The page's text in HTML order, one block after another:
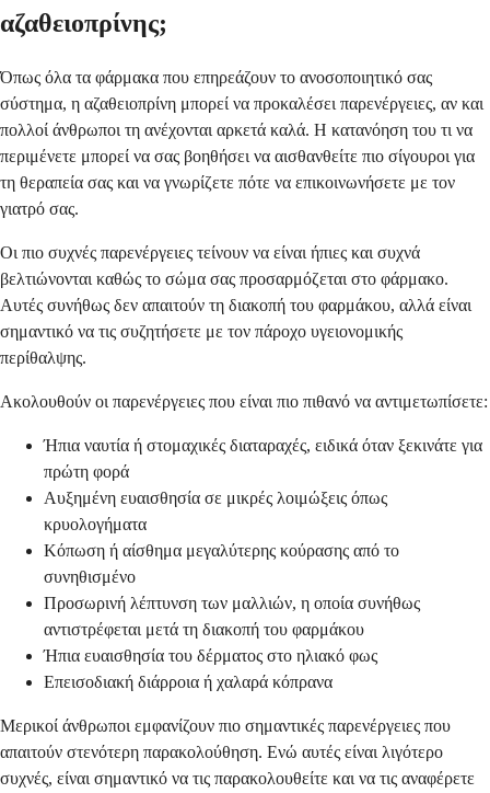
αζαθειοπρίνης;
Όπως όλα τα φάρμακα που επηρεάζουν το ανοσοποιητικό σας
σύστημα, η αζαθειοπρίνη μπορεί να προκαλέσει παρενέργειες, αν και
πολλοί άνθρωποι τη ανέχονται αρκετά καλά. Η κατανόηση του τι να
περιμένετε μπορεί να σας βοηθήσει να αισθανθείτε πιο σίγουροι για
τη θεραπεία σας και να γνωρίζετε πότε να επικοινωνήσετε με τον
γιατρό σας.
Οι πιο συχνές παρενέργειες τείνουν να είναι ήπιες και συχνά
βελτιώνονται καθώς το σώμα σας προσαρμόζεται στο φάρμακο.
Αυτές συνήθως δεν απαιτούν τη διακοπή του φαρμάκου, αλλά είναι
σημαντικό να τις συζητήσετε με τον πάροχο υγειονομικής
περίθαλψης.
Ακολουθούν οι παρενέργειες που είναι πιο πιθανό να αντιμετωπίσετε:
Ήπια ναυτία ή στομαχικές διαταραχές, ειδικά όταν ξεκινάτε για
πρώτη φορά
Αυξημένη ευαισθησία σε μικρές λοιμώξεις όπως
κρυολογήματα
Κόπωση ή αίσθημα μεγαλύτερης κούρασης από το
συνηθισμένο
Προσωρινή λέπτυνση των μαλλιών, η οποία συνήθως
αντιστρέφεται μετά τη διακοπή του φαρμάκου
Ήπια ευαισθησία του δέρματος στο ηλιακό φως
Επεισοδιακή διάρροια ή χαλαρά κόπρανα
Μερικοί άνθρωποι εμφανίζουν πιο σημαντικές παρενέργειες που
απαιτούν στενότερη παρακολούθηση. Ενώ αυτές είναι λιγότερο
συχνές, είναι σημαντικό να τις παρακολουθείτε και να τις αναφέρετε